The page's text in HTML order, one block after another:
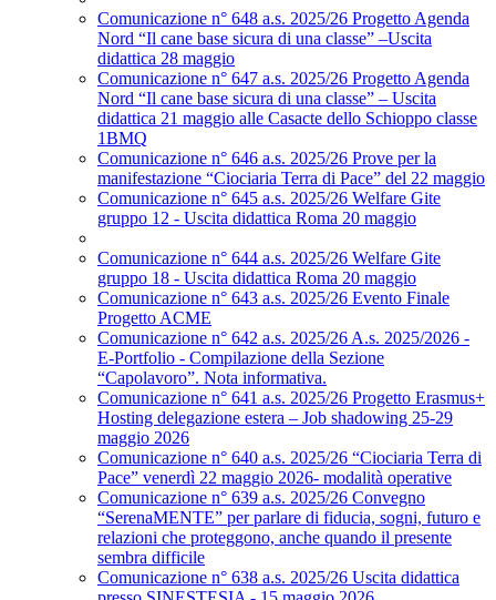
Comunicazione n° 648 a.s. 2025/26 Progetto Agenda
Nord “Il cane base sicura di una classe” –Uscita
didattica 28 maggio
Comunicazione n° 647 a.s. 2025/26 Progetto Agenda
Nord “Il cane base sicura di una classe” – Uscita
didattica 21 maggio alle Casacte dello Schioppo classe
1BMQ
Comunicazione n° 646 a.s. 2025/26 Prove per la
manifestazione “Ciociaria Terra di Pace” del 22 maggio
Comunicazione n° 645 a.s. 2025/26 Welfare Gite
gruppo 12 - Uscita didattica Roma 20 maggio
Comunicazione n° 644 a.s. 2025/26 Welfare Gite
gruppo 18 - Uscita didattica Roma 20 maggio
Comunicazione n° 643 a.s. 2025/26 Evento Finale
Progetto ACME
Comunicazione n° 642 a.s. 2025/26 A.s. 2025/2026 -
E-Portfolio - Compilazione della Sezione
“Capolavoro”. Nota informativa.
Comunicazione n° 641 a.s. 2025/26 Progetto Erasmus+
Hosting delegazione estera – Job shadowing 25-29
maggio 2026
Comunicazione n° 640 a.s. 2025/26 “Ciociaria Terra di
Pace” venerdì 22 maggio 2026- modalità operative
Comunicazione n° 639 a.s. 2025/26 Convegno
“SerenaMENTE” per parlare di fiducia, sogni, futuro e
relazioni che proteggono, anche quando il presente
sembra difficile
Comunicazione n° 638 a.s. 2025/26 Uscita didattica